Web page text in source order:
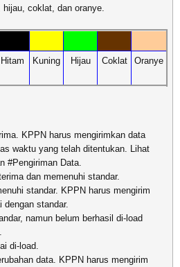
coklat, dan oranye.
Hitam Kuning Hijau Coklat Oranye
KPPN harus mengirimkan data
waktu yang telah ditentukan. Lihat
#Pengiriman Data.
dan memenuhi standar.
standar. KPPN harus mengirim
dengan standar.
namun belum berhasil di-load
di-load.
data. KPPN harus mengirim